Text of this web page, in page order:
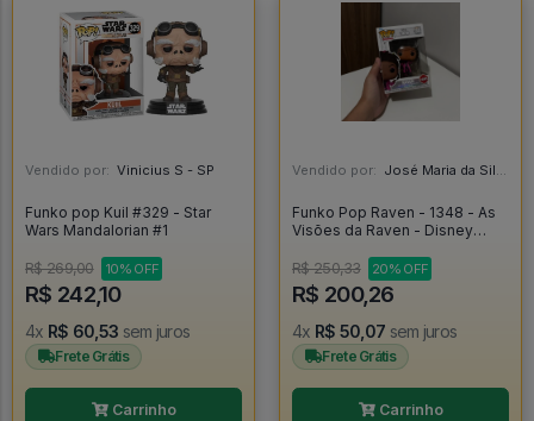
Vendido por: Vinicius S - SP
Funko pop Kuil #329 - Star
Wars Mandalorian #1
R$ 269,00 10% OFF
R$ 242,10
4x R$ 60,53 sem juros
Frete Grátis
Carrinho
Vendido por: José Maria da Silva Junior - AL
Funko Pop Raven - 1348 - As
Visões da Raven - Disney
Raven Baxter - Disney 100
#1348
R$ 250,33 20% OFF
R$ 200,26
4x R$ 50,07 sem juros
Frete Grátis
Carrinho